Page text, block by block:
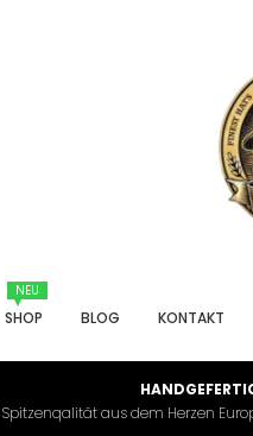
NEU
SHOP BLOG KONTAKT
aus dem Herzen